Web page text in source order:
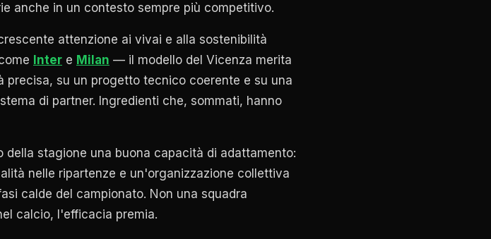
anche in un contesto sempre più competitivo.
attenzione ai vivai e alla sostenibilità
Inter e Milan — il modello del Vicenza merita
su un progetto tecnico coerente e su una
di partner. Ingredienti che, sommati, hanno
stagione una buona capacità di adattamento:
nelle ripartenze e un'organizzazione collettiva
calde del campionato. Non una squadra
calcio, l'efficacia premia.